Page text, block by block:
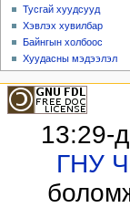
Тусгай хуудсууд
Хэвлэх хувилбар
Байнгын холбоос
Хуудасны мэдээлэл
13:29-
ГНУ